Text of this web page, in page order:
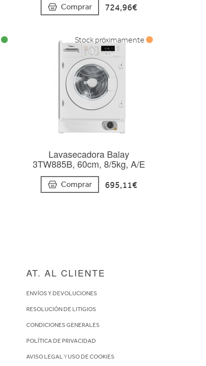
Comprar 724,96€
Lavasecadora Balay
3TW885B, 60cm, 8/5kg, A/E
Comprar 695,11€
Stock próximamente
AT. AL CLIENTE
ENVÍOS Y DEVOLUCIONES
RESOLUCIÓN DE LITIGIOS
CONDICIONES GENERALES
POLÍTICA DE PRIVACIDAD
AVISO LEGALYUSO DE COOKIES